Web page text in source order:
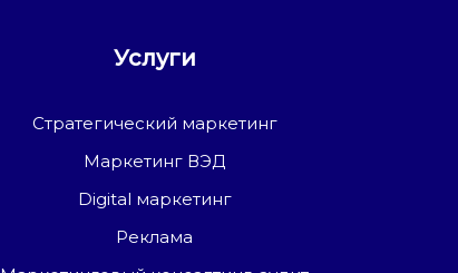
Услуги
Стратегический маркетинг
Маркетинг ВЭД
Digital маркетинг
Реклама